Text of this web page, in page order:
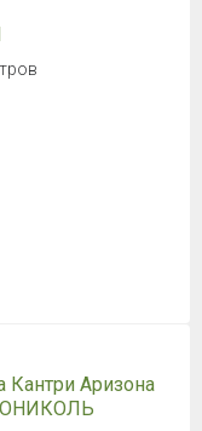
Кантри Аризона